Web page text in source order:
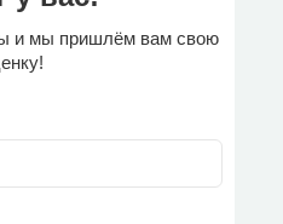
и мы пришлём вам свою